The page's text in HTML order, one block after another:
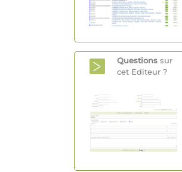
Questions sur
cet Editeur ?